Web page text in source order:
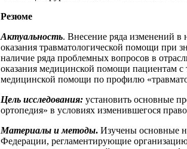
Резюме
Актуальность. Внесение ряда изменений
оказания травматологической помощи при
наличие ряда проблемных вопросов в
оказания медицинской помощи пациентам с
медицинской помощи по профилю
Цель исследования: установить основные
ортопедия» в условиях изменившегося
Материалы и методы. Изучены основные
Федерации, регламентирующие